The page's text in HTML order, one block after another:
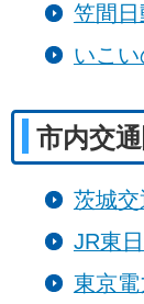
笠間
いこい
市内交
茨城交
JR東
東京電